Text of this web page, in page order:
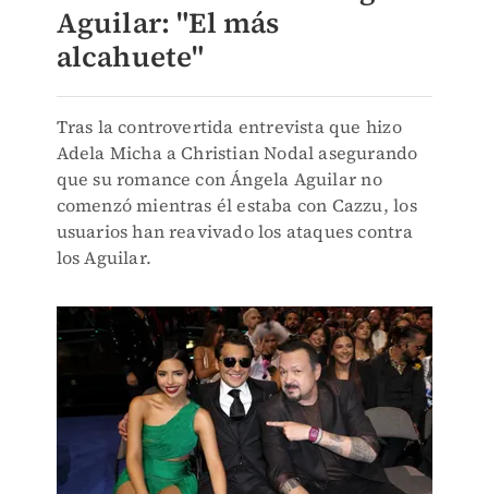
Aguilar: "El más
alcahuete"
Tras la controvertida entrevista que hizo
Adela Micha a Christian Nodal asegurando
que su romance con Ángela Aguilar no
comenzó mientras él estaba con Cazzu, los
usuarios han reavivado los ataques contra
los Aguilar.